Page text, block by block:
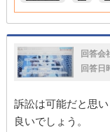
回答会
回答日
訴訟は可能だと思
良いでしょう。